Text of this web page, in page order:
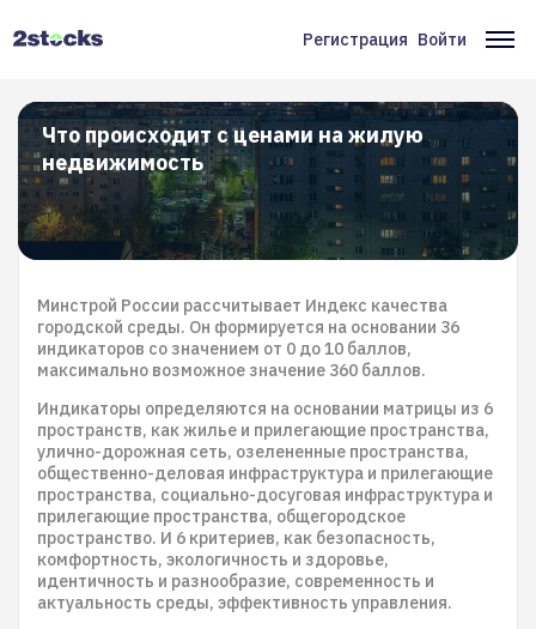
Меню
учётной
записи
пользователя
Регистрация Войти
Что происходит с ценами на жилую
недвижимость
Минстрой России рассчитывает Индекс качества
городской среды. Он формируется на основании 36
индикаторов со значением от 0 до 10 баллов,
максимально возможное значение 360 баллов.
Индикаторы определяются на основании матрицы из 6
пространств, как жилье и прилегающие пространства,
улично-дорожная сеть, озелененные пространства,
общественно-деловая инфраструктура и прилегающие
пространства, социально-досуговая инфраструктура и
прилегающие пространства, общегородское
пространство. И 6 критериев, как безопасность,
комфортность, экологичность и здоровье,
идентичность и разнообразие, современность и
актуальность среды, эффективность управления.